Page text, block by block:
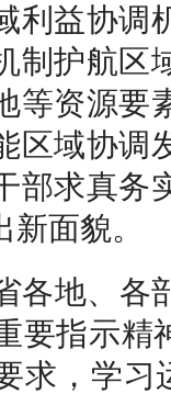
利益协调
制护航区
等资源要
区域协调
部求真务
面貌。
各地、各
要指示精
求，学习